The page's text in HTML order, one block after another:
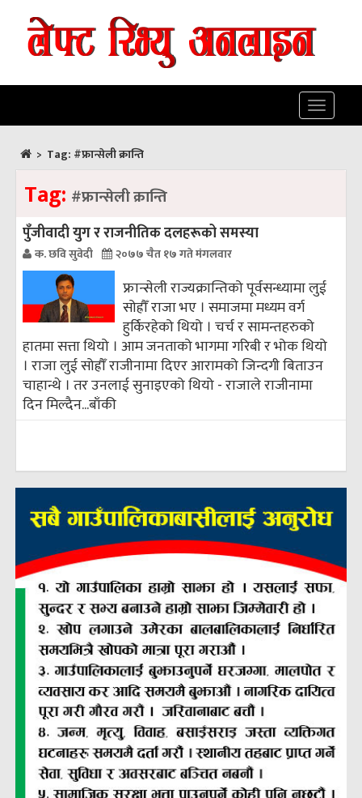
Toggle
> Tag: #फ्रान्सेली क्रान्ति
Tag: #फ्रान्सेली क्रान्ति
पुँजीवादी युग र राजनीतिक दलहरूको समस्या
क. छवि सुवेदी २०७७ चैत १७ गते मंगलवार
फ्रान्सेली राज्यक्रान्तिको पूर्वसन्ध्यामा लुई
सोह्रौँ राजा भए । समाजमा मध्यम वर्ग
हुर्किरहेको थियो । चर्च र सामन्तहरुको
हातमा सत्ता थियो । आम जनताको भागमा गरिबी र भोक थियो
। राजा लुई सोह्रौँ राजीनामा दिएर आरामको जिन्दगी बिताउन
चाहान्थे । तर उनलाई सुनाइएको थियो - राजाले राजीनामा
दिन मिल्दैन...बाँकी